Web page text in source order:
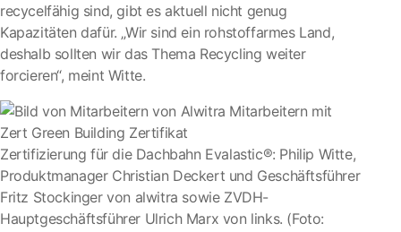
recycelfähig sind, gibt es aktuell nicht genug
Kapazitäten dafür. „Wir sind ein rohstoffarmes Land,
deshalb sollten wir das Thema Recycling weiter
forcieren“, meint Witte.
Zertifizierung für die Dachbahn Evalastic®: Philip Witte,
Produktmanager Christian Deckert und Geschäftsführer
Fritz Stockinger von alwitra sowie ZVDH-
Hauptgeschäftsführer Ulrich Marx von links. (Foto: